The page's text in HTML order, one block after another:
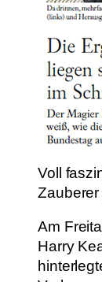
Voll
Zauberer
Am
Harry